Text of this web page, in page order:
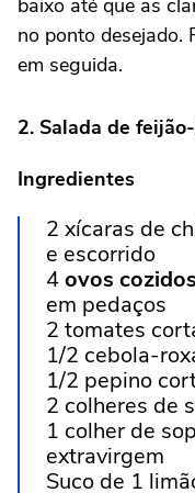
no ponto desejado.
em seguida.
2. Salada de
Ingredientes
2 xícaras de
e escorrido
4ovos cozidos
em pedaços
2 tomates
1/2 cebola-
1/2 pepino
2 colheres de
1 colher de
extravirgem
Suco de 1